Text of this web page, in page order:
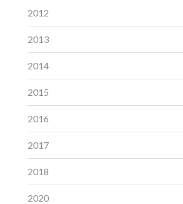
2012
2013
2014
2015
2016
2017
2018
2020